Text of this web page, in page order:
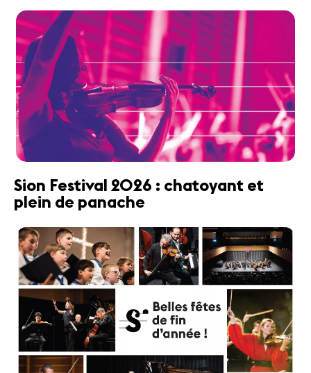
Sion Festival 2026 : chatoyant et
plein de panache